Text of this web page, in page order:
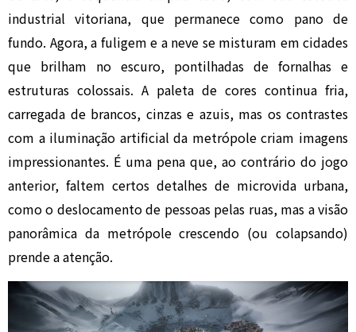
industrial vitoriana, que permanece como pano de
fundo. Agora, a fuligem e a neve se misturam em cidades
que brilham no escuro, pontilhadas de fornalhas e
estruturas colossais. A paleta de cores continua fria,
carregada de brancos, cinzas e azuis, mas os contrastes
com a iluminação artificial da metrópole criam imagens
impressionantes. É uma pena que, ao contrário do jogo
anterior, faltem certos detalhes de microvida urbana,
como o deslocamento de pessoas pelas ruas, mas a visão
panorâmica da metrópole crescendo (ou colapsando)
prende a atenção.